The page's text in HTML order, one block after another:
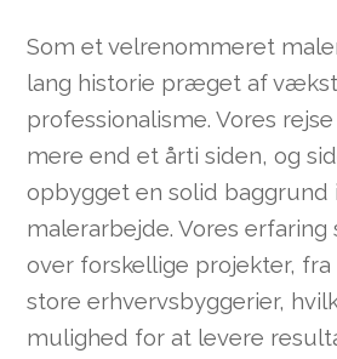
Som et velrenommeret
lang historie præget af
professionalisme. Vores
mere end et årti siden, og
opbygget en solid baggrund
malerarbejde. Vores
over forskellige projekter,
store erhvervsbyggerier,
mulighed for at levere